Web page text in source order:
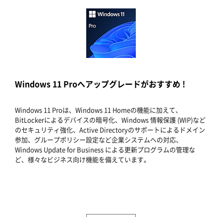
Windows 11 Proへアップグレードがおすすめ !
Windows 11 Proは、Windows 11 Homeの機能に加えて、
BitLockerによるデバイスの暗号化、Windows 情報保護 (WIP)など
のセキュリティ強化、Active Directoryのサポートによるドメイン
参加、グループポリシー設定など企業システムへの対応、
Windows Update for Business による更新プログラムの管理な
ど、様々なビジネス向け機能を備えています。